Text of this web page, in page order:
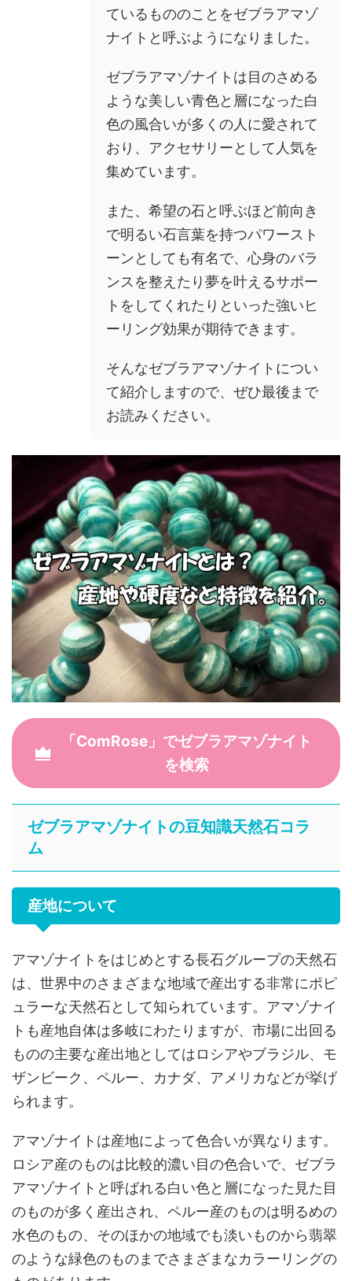
ているもののことをゼブラアマゾ
ナイトと呼ぶようになりました。
ゼブラアマゾナイトは目のさめる
ような美しい青色と層になった白
色の風合いが多くの人に愛されて
おり、アクセサリーとして人気を
集めています。
また、希望の石と呼ぶほど前向き
で明るい石言葉を持つパワースト
ーンとしても有名で、心身のバラ
ンスを整えたり夢を叶えるサポー
トをしてくれたりといった強いヒ
ーリング効果が期待できます。
そんなゼブラアマゾナイトについ
て紹介しますので、ぜひ最後まで
お読みください。
「ComRose」でゼブラアマゾナイト
を検索
ゼブラアマゾナイトの豆知識天然石コラ
ム
産地について
アマゾナイトをはじめとする長石グループの天然石
は、世界中のさまざまな地域で産出する非常にポピ
ュラーな天然石として知られています。アマゾナイ
トも産地自体は多岐にわたりますが、市場に出回る
ものの主要な産出地としてはロシアやブラジル、モ
ザンビーク、ペルー、カナダ、アメリカなどが挙げ
られます。
アマゾナイトは産地によって色合いが異なります。
ロシア産のものは比較的濃い目の色合いで、ゼブラ
アマゾナイトと呼ばれる白い色と層になった見た目
のものが多く産出され、ペルー産のものは明るめの
水色のもの、そのほかの地域でも淡いものから翡翠
のような緑色のものまでさまざまなカラーリングの